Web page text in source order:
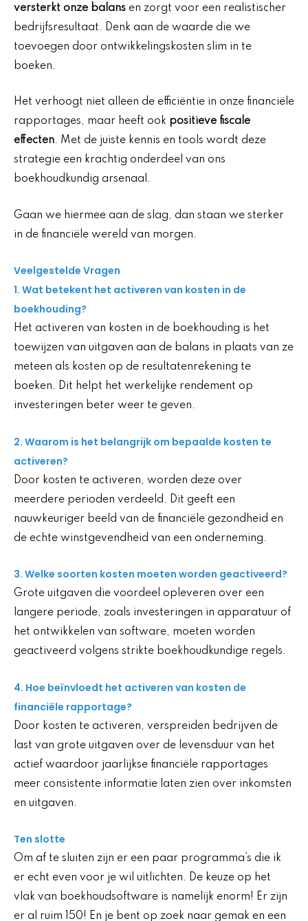
versterkt onze balans en zorgt voor een realistischer
bedrijfsresultaat. Denk aan de waarde die we
toevoegen door ontwikkelingskosten slim in te
boeken.
Het verhoogt niet alleen de efficiëntie in onze financiële
rapportages, maar heeft ook positieve fiscale
effecten. Met de juiste kennis en tools wordt deze
strategie een krachtig onderdeel van ons
boekhoudkundig arsenaal.
Gaan we hiermee aan de slag, dan staan we sterker
in de financiële wereld van morgen.
Veelgestelde Vragen
1. Wat betekent het activeren van kosten in de
boekhouding?
Het activeren van kosten in de boekhouding is het
toewijzen van uitgaven aan de balans in plaats van ze
meteen als kosten op de resultatenrekening te
boeken. Dit helpt het werkelijke rendement op
investeringen beter weer te geven.
2. Waarom is het belangrijk om bepaalde kosten te
activeren?
Door kosten te activeren, worden deze over
meerdere perioden verdeeld. Dit geeft een
nauwkeuriger beeld van de financiële gezondheid en
de echte winstgevendheid van een onderneming.
3. Welke soorten kosten moeten worden geactiveerd?
Grote uitgaven die voordeel opleveren over een
langere periode, zoals investeringen in apparatuur of
het ontwikkelen van software, moeten worden
geactiveerd volgens strikte boekhoudkundige regels.
4. Hoe beïnvloedt het activeren van kosten de
financiële rapportage?
Door kosten te activeren, verspreiden bedrijven de
last van grote uitgaven over de levensduur van het
actief waardoor jaarlijkse financiële rapportages
meer consistente informatie laten zien over inkomsten
en uitgaven.
Ten slotte
Om af te sluiten zijn er een paar programma’s die ik
er echt even voor je wil uitlichten. De keuze op het
vlak van boekhoudsoftware is namelijk enorm! Er zijn
er al ruim 150! En je bent op zoek naar gemak en een